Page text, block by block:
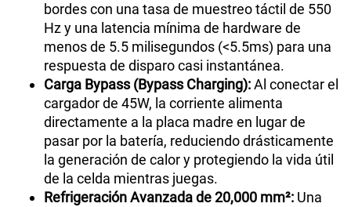
bordes con una tasa de muestreo táctil de 550
Hz y una latencia mínima de hardware de
menos de 5.5 milisegundos (<5.5ms) para una
respuesta de disparo casi instantánea.
Carga Bypass (Bypass Charging):Al conectar el
cargador de 45W, la corriente alimenta
directamente a la placa madre en lugar de
pasar por la batería, reduciendo drásticamente
la generación de calor y protegiendo la vida útil
de la celda mientras juegas.
Refrigeración Avanzada de 20,000 mm²: Una